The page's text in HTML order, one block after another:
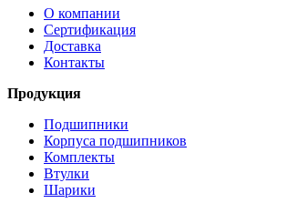
О компании
Сертификация
Доставка
Контакты
Продукция
Подшипники
Корпуса подшипников
Комплекты
Втулки
Шарики